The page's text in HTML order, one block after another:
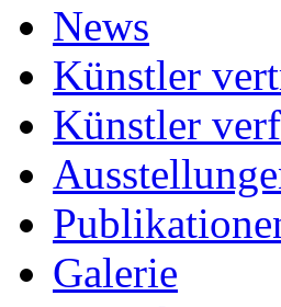
News
Künstler
Künstler
Galerie